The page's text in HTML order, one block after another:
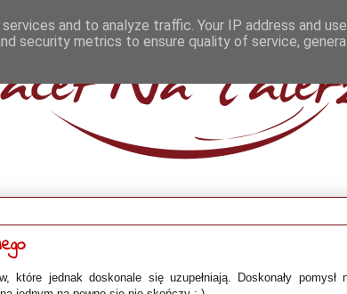
jednak doskonale się uzupełniają. Doskonały pomysł
and to analyze traffic. Your IP address and
security metrics to ensure quality of service,